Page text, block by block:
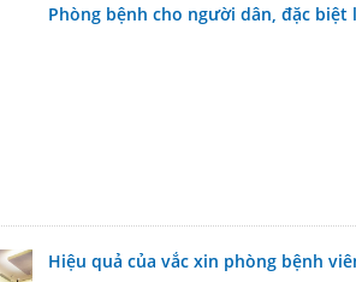
Phòng bệnh cho người dân, đặc biệt
Hiệu quả của vắc xin phòng bệnh